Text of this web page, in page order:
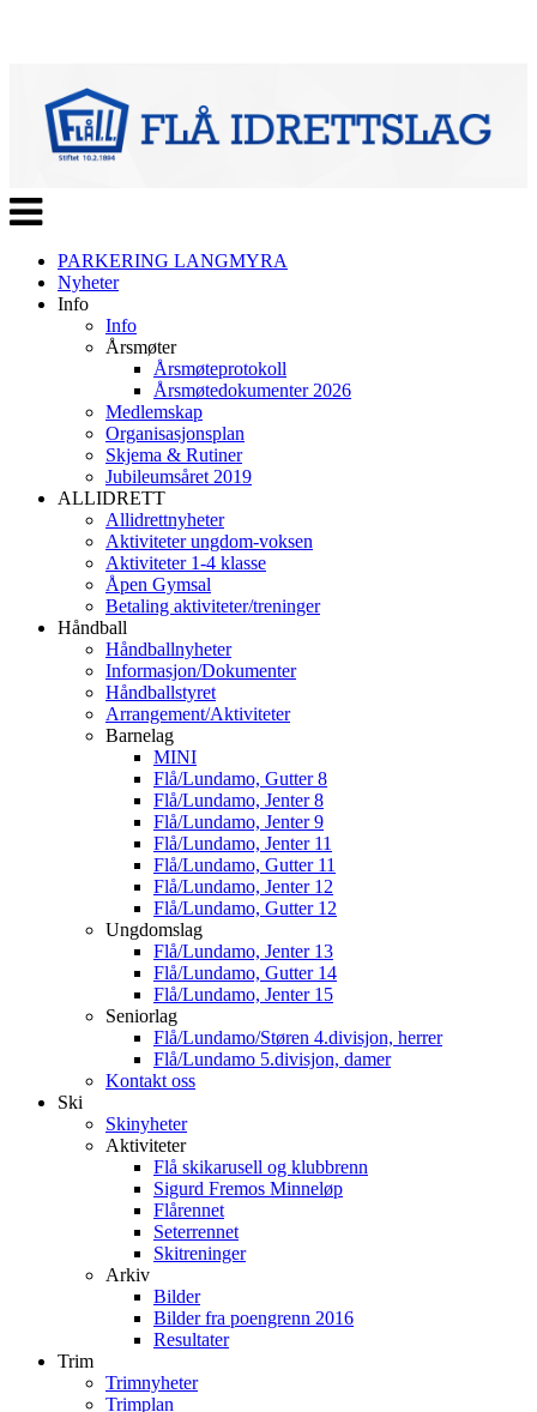
Veksle
navigasjon
PARKERING LANGMYRA
Nyheter
Info
Info
Årsmøter
Årsmøteprotokoll
Årsmøtedokumenter 2026
Medlemskap
Organisasjonsplan
Skjema & Rutiner
Jubileumsåret 2019
ALLIDRETT
Allidrettnyheter
Aktiviteter ungdom-voksen
Aktiviteter 1-4 klasse
Åpen Gymsal
Betaling aktiviteter/treninger
Håndball
Håndballnyheter
Informasjon/Dokumenter
Håndballstyret
Arrangement/Aktiviteter
Barnelag
MINI
Flå/Lundamo, Gutter 8
Flå/Lundamo, Jenter 8
Flå/Lundamo, Jenter 9
Flå/Lundamo, Jenter 11
Flå/Lundamo, Gutter 11
Flå/Lundamo, Jenter 12
Flå/Lundamo, Gutter 12
Ungdomslag
Flå/Lundamo, Jenter 13
Flå/Lundamo, Gutter 14
Flå/Lundamo, Jenter 15
Seniorlag
Flå/Lundamo/Støren 4.divisjon, herrer
Flå/Lundamo 5.divisjon, damer
Kontakt oss
Ski
Skinyheter
Aktiviteter
Flå skikarusell og klubbrenn
Sigurd Fremos Minneløp
Flårennet
Seterrennet
Skitreninger
Arkiv
Bilder
Bilder fra poengrenn 2016
Resultater
Trim
Trimnyheter
Trimplan